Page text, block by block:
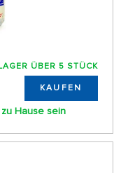
ÜBER 5 STÜCK
KAUFEN
Hause sein